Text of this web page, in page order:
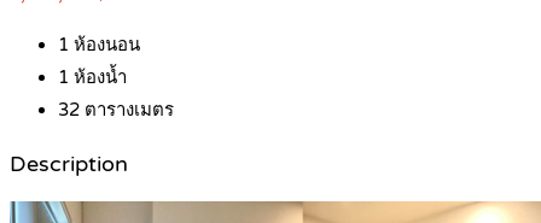
1 ห้องนอน
1 ห้องน้ำ
32 ตารางเมตร
Description